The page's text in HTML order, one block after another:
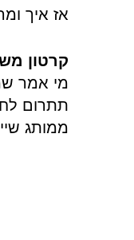
אז איך
קרטון
מי אמר
תתרום
ממותג